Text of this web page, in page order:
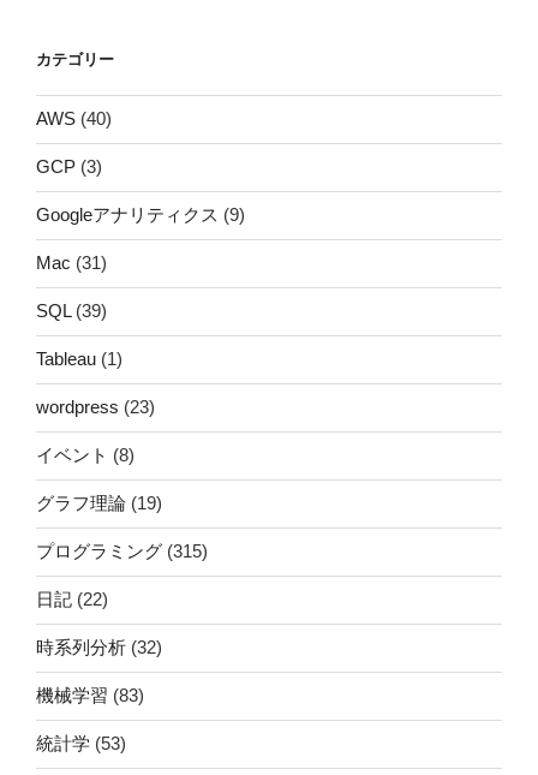
カテゴリー
AWS (40)
GCP (3)
Googleアナリティクス (9)
Mac (31)
SQL(39)
Tableau (1)
wordpress (23)
イベント (8)
グラフ理論 (19)
プログラミング (315)
日記 (22)
時系列分析 (32)
機械学習 (83)
統計学 (53)